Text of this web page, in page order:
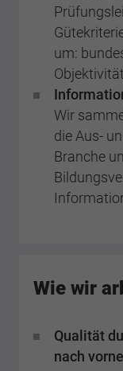
um:
Wir
die Aus-
Branche
Wie wir
Qualität
nach vorne